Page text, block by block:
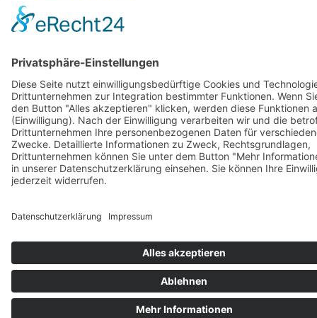
Vertrag widerrufen
AGB
Gutschein
Startseite
Impressum
Datenschutzerklärung
Barrierefreiheitserklärung
Vertrag widerrufen
AGB
Zahlung & Versand
Gutschein